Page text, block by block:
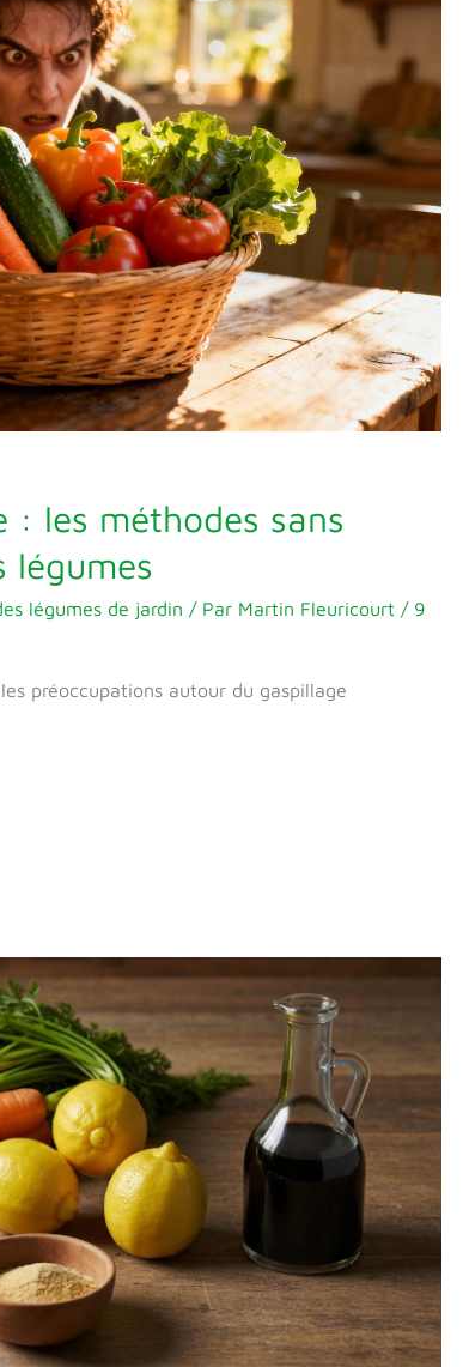
: les méthodes sans
légumes
légumes de jardin / Par Martin Fleuricourt / 9
préoccupations autour du gaspillage